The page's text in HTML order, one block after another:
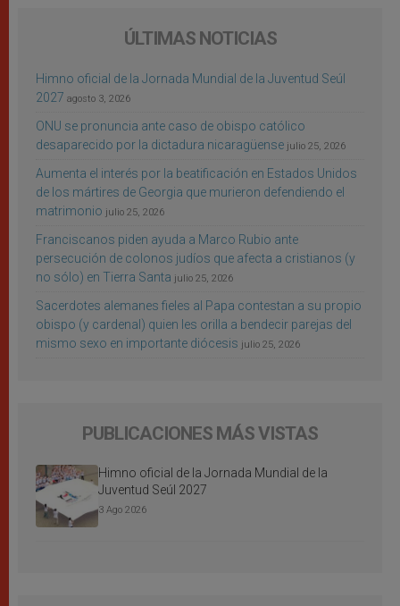
ÚLTIMAS NOTICIAS
Himno oficial de la Jornada Mundial de la Juventud Seúl
2027 agosto 3, 2026
ONU se pronuncia ante caso de obispo católico
desaparecido por la dictadura nicaragüense julio 25, 2026
Aumenta el interés por la beatificación en Estados Unidos
de los mártires de Georgia que murieron defendiendo el
matrimonio julio 25, 2026
Franciscanos piden ayuda a Marco Rubio ante
persecución de colonos judíos que afecta a cristianos (y
no sólo) en Tierra Santa julio 25, 2026
Sacerdotes alemanes fieles al Papa contestan a su propio
obispo (y cardenal) quien les orilla a bendecir parejas del
mismo sexo en importante diócesis julio 25, 2026
PUBLICACIONES MÁS VISTAS
Himno oficial de la Jornada Mundial de la
Juventud Seúl 2027
3 Ago 2026